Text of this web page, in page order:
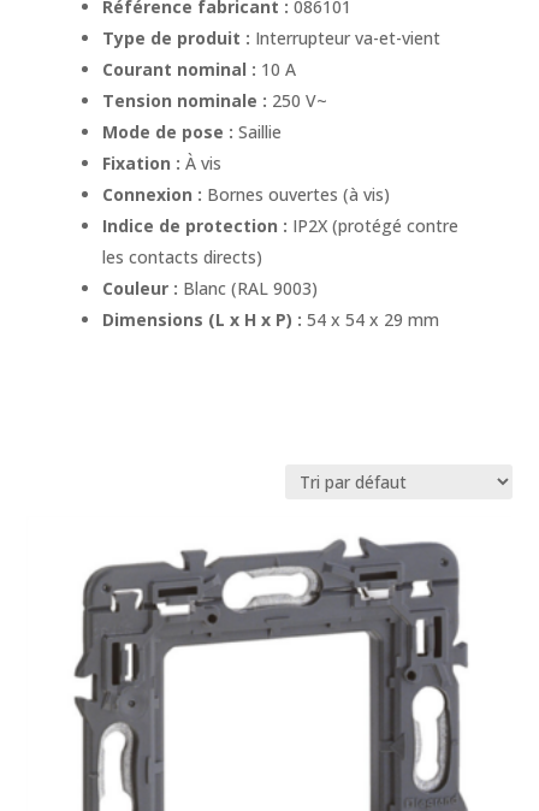
Référence fabricant : 086101
Type de produit : Interrupteur va-et-vient
Courant nominal : 10 A
Tension nominale : 250 V~
Mode de pose : Saillie
Fixation : À vis
Connexion : Bornes ouvertes (à vis)
Indice de protection : IP2X (protégé contre
les contacts directs)
Couleur : Blanc (RAL 9003)
Dimensions (L x H x P) : 54 x 54 x 29 mm